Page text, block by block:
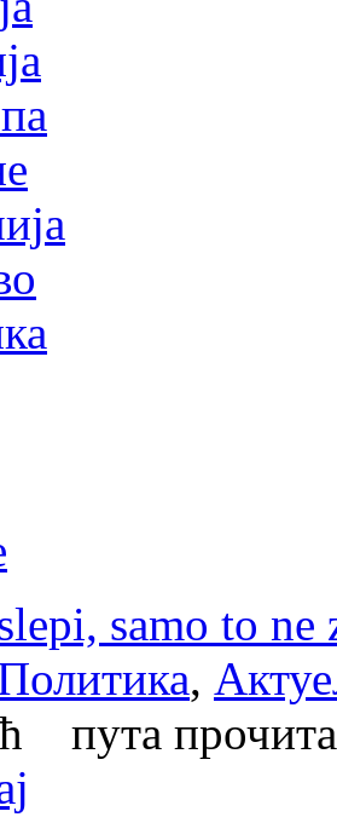
samo to ne
,
пута